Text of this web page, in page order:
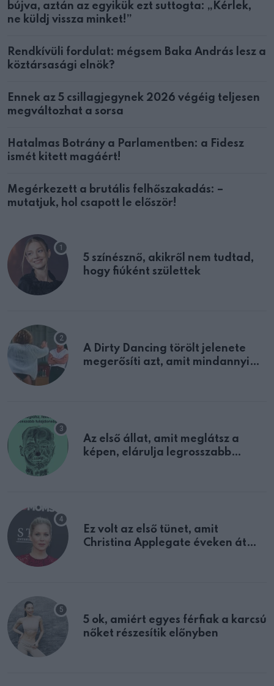
bújva, aztán az egyikük ezt suttogta: „Kérlek,
ne küldj vissza minket!”
Rendkívüli fordulat: mégsem Baka András lesz a
köztársasági elnök?
Ennek az 5 csillagjegynek 2026 végéig teljesen
megváltozhat a sorsa
Hatalmas Botrány a Parlamentben: a Fidesz
ismét kitett magáért!
Megérkezett a brutális felhőszakadás: –
mutatjuk, hol csapott le először!
5 színésznő, akikről nem tudtad,
hogy fiúként születtek
A Dirty Dancing törölt jelenete
megerősíti azt, amit mindannyian
Az első állat, amit meglátsz a
képen, elárulja legrosszabb
Ez volt az első tünet, amit
Christina Applegate éveken át
5 ok, amiért egyes férfiak a karcsú
nőket részesítik előnyben